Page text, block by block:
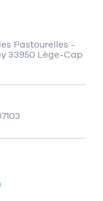
Pastourelles -
33950 Lège-Cap